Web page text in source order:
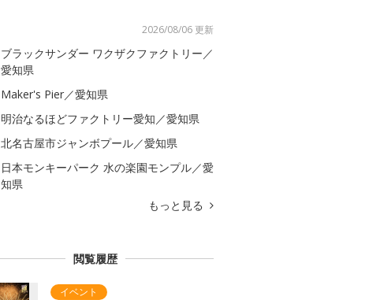
2026/08/06 更新
ブラックサンダー ワクザクファクトリー／
愛知県
Maker's Pier／愛知県
明治なるほどファクトリー愛知／愛知県
北名古屋市ジャンボプール／愛知県
日本モンキーパーク 水の楽園モンプル／愛
知県
もっと見る
閲覧履歴